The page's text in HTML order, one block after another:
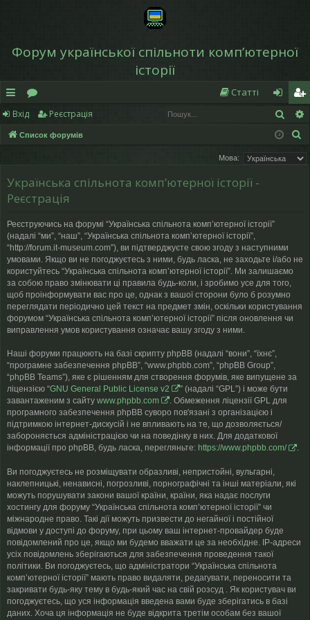
Форум української спільноти компʼютерної
історії
в
и
и
й
д
ос
ту
п
о
ру
и
Статті
хі
д
еє
ст
р
Вхід Реєстрація
Список форумів
Мова:
Українська спільнота компʼютерної історії -
Реєстрація
Реєструючись на форумі “Українська спільнота компʼютерної історії”
(надалі “ми”, “наш”, “Українська спільнота компʼютерної історії”,
“http://forum.it-museum.com”), ви підтверджуєте свою згоду з наступними
умовами. Якщо ви не погоджуєтесь з ними, будь ласка, не заходьте і/або не
користуйтесь “Українська спільнота компʼютерної історії”. Ми залишаємо
за собою право змінювати ці правила будь-коли, і зробимо усе для того,
щоб проінформувати вас про це, однак з вашої сторони було б розумно
переглядати періодично цей текст на предмет змін, оскільки користування
форумом “Українська спільнота компʼютерної історії” після оновлення чи
виправлення умов користування означає вашу згоду з ними.
Наші форуми працюють на базі скрипту phpBB (надалі “вони”, “їхнє”,
“програмне забезпечення phpBB”, “www.phpbb.com”, “phpBB Group”,
“phpBB Teams”), яке є рішенням для створення форумів, яке випущене за
ліцензією “GNU General Public License v2
” (надалі “GPL”) і може бути
завантаженим з сайту www.phpbb.com
. Обмеження ліцензії GPL для
програмного забезпечення phpBB суворо пов'язані з організацією і
підтримкою інтернет-дискусій і не впливають на те, що дозволяється/
забороняється адміністрацією чи на поведінку в них. Для додаткової
інформації про phpBB, будь ласка, перегляньте: https://www.phpbb.com/ .
Ви погоджуєтесь не розміщувати образливі, непристойні, вульгарні,
наклепницькі, ненависні, погрозливі, порнографічні та інші матеріали, які
можуть порушувати закони вашої країни, країни, яка надає послуги
хостингу для форуму “Українська спільнота компʼютерної історії” чи
міжнародне право. Такі дії можуть призвести до негайної і постійної
відмови у доступі до форуму, при цьому ваш інтернет-провайдер буде
повідомлений про це, якщо ми будемо вважати це за необхідне. IP-адреси
усіх повідомлень зберігаються для забезпечення проведення такої
політики. Ви погоджуєтесь, що адміністратори “Українська спільнота
компʼютерної історії” мають право видаляти, редагувати, переносити та
закривати будь-яку тему в будь-який час на свій розсуд . Як користувач ви
погоджуєтесь, що уся інформація введена вами буде зберігатись в базі
даних. Хоча ця інформація не буде відкрита третім особам без вашої